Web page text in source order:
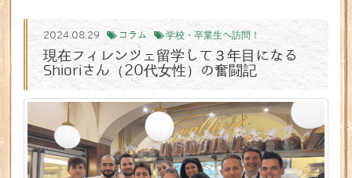
2024.08.29 コラム 学校・卒業生へ訪問！
現在フィレンツェ留学して３年目になる
Shioriさん（20代女性）の奮闘記